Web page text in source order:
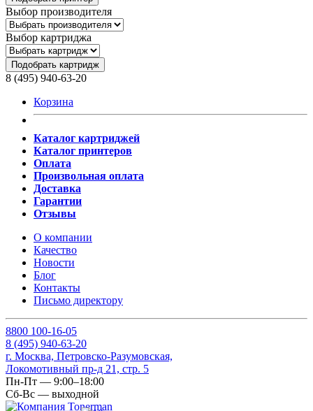
Выбор производителя
Выбор картриджа
Подобрать картридж
8 (495) 940-63-20
Корзина
Каталог картриджей
Каталог принтеров
Оплата
Произвольная оплата
Доставка
Гарантии
Отзывы
О компании
Качество
Новости
Блог
Контакты
Письмо директору
8800 100-16-05
8 (495) 940-63-20
г. Москва, Петровско-Разумовская,
Локомотивный пр-д 21, стр. 5
Пн-Пт — 9:00–18:00
Сб-Вс — выходной